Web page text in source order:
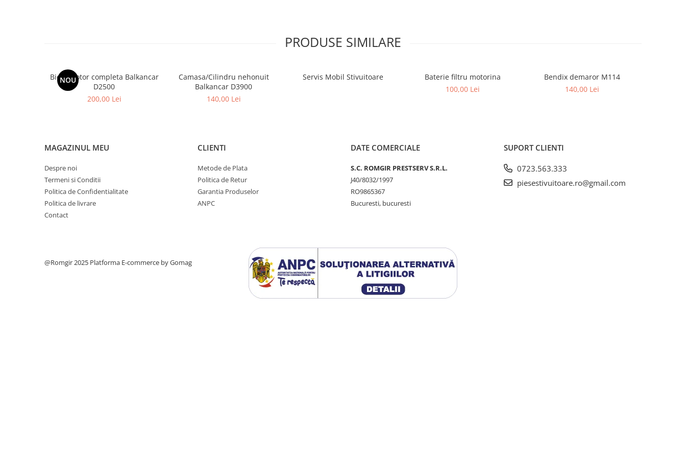
Distribuitoare Hidraulice
Pompe Hidraulice
Sistem Hidraulic Motostivuitor
Pompe Apa
Termostate Răcire
Ventilatoare Răcire
Intretinere Balkancar
Acumulatori / Baterii
PRODUSE SIMILARE
NOU
Biela Motor completa Balkancar
D2500
200,00 Lei
Camasa/Cilindru nehonuit
Balkancar D3900
140,00 Lei
Servis Mobil Stivuitoare
Baterie filtru motorina
100,00 Lei
Bendix demaror M114
140,00 Lei
MAGAZINUL MEU
Despre noi
Termeni si Conditii
Politica de Confidentialitate
Politica de livrare
Contact
CLIENTI
Metode de Plata
Politica de Retur
Garantia Produselor
ANPC
DATE COMERCIALE
S.C. ROMGIR PRESTSERV S.R.L.
J40/8032/1997
RO9865367
Bucuresti, bucuresti
SUPORT CLIENTI
0723.563.333
piesestivuitoare.ro@gmail.com
@Romgir 2025 Platforma E-commerce by Gomag